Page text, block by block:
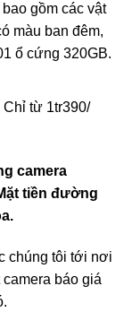
gồm các vật
màu ban đêm,
ổ cứng 320GB.
Chỉ từ 1tr390/
camera
tiền đường
chúng tôi tới nơi
báo giá